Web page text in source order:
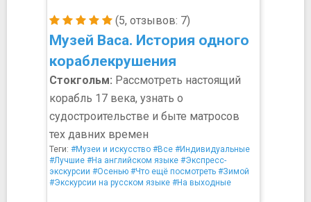
(5, отзывов: 7)
Музей Васа. История одного
кораблекрушения
Стокгольм: Рассмотреть настоящий
корабль 17 века, узнать о
судостроительстве и быте матросов
тех давних времен
Теги: #Музеи и искусство #Все #Индивидуальные
#Лучшие #На английском языке #Экспресс-
экскурсии #Осенью #Что ещё посмотреть #Зимой
#Экскурсии на русском языке #На выходные